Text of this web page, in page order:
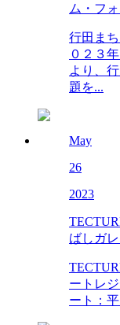
ム・フ
行田ま
０２３
より、
題を...
May
26
2023
ばしガ
ートレ
ート：